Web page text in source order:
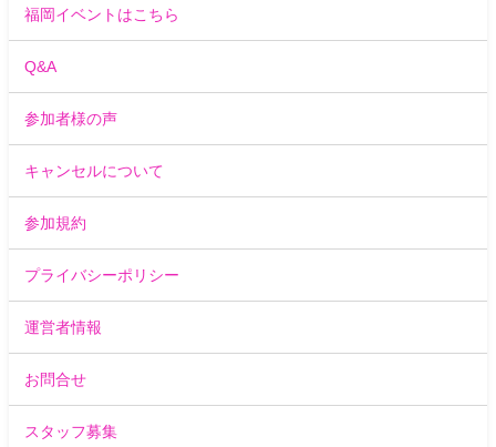
福岡イベントはこちら
Q&A
参加者様の声
キャンセルについて
参加規約
プライバシーポリシー
運営者情報
お問合せ
スタッフ募集